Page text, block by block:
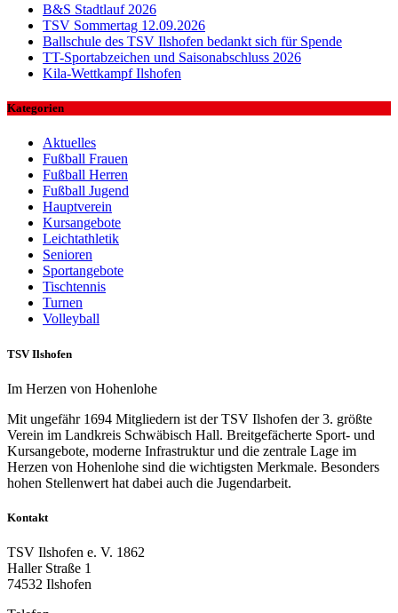
B&S Stadtlauf 2026
TSV Sommertag 12.09.2026
Ballschule des TSV Ilshofen bedankt sich für Spende
TT-Sportabzeichen und Saisonabschluss 2026
Kila-Wettkampf Ilshofen
Kategorien
Aktuelles
Fußball Frauen
Fußball Herren
Fußball Jugend
Hauptverein
Kursangebote
Leichtathletik
Senioren
Sportangebote
Tischtennis
Turnen
Volleyball
TSV Ilshofen
Im Herzen von Hohenlohe
Mit ungefähr 1694 Mitgliedern ist der TSV Ilshofen der 3. größte
Verein im Landkreis Schwäbisch Hall. Breitgefächerte Sport- und
Kursangebote, moderne Infrastruktur und die zentrale Lage im
Herzen von Hohenlohe sind die wichtigsten Merkmale. Besonders
hohen Stellenwert hat dabei auch die Jugendarbeit.
Kontakt
TSV Ilshofen e. V. 1862
Haller Straße 1
74532 Ilshofen